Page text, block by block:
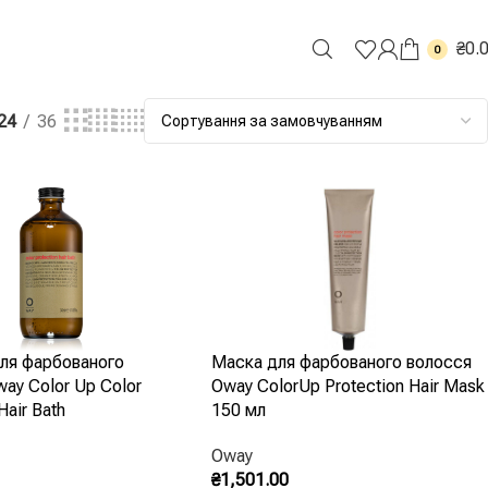
0 ₴
36
фарбованого
Color Up Color
Bath
Маска для фарбованого волосся
Oway ColorUp Protection Hair Mask
150 мл
Oway
₴1,501.00